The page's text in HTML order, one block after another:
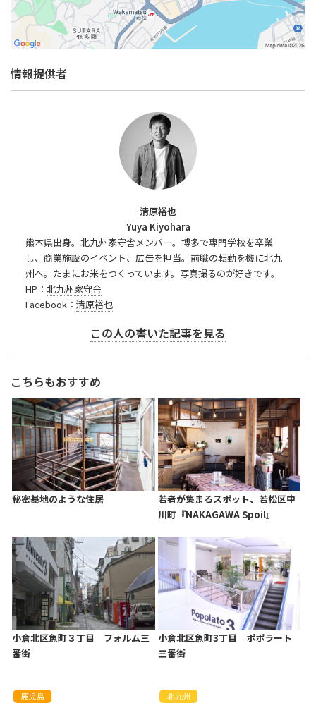
情報提供者
清原裕也
Yuya Kiyohara
熊本県出身。北九州家守舎メンバー。博多で専門学校を卒業
し、商業施設のイベント、広告を担当。前職の転勤を機に北九
州へ。たまにお米をつくっています。写真撮るのが好きです。
HP： 北九州家守舎
Facebook： 清原裕也
この人の書いた記事を見る
こちらもおすすめ
秘密基地のような住居
若者が集まるスポット、若松区中
川町『NAKAGAWA Spoil』
小倉北区魚町３丁目 フォルム三
番街
小倉北区魚町3丁目 ポポラート
三番街
鹿児島 北九州